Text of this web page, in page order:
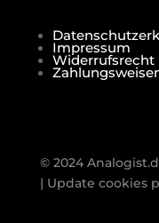
Impressum
Widerrufsrecht
© 2024
| Update cookies